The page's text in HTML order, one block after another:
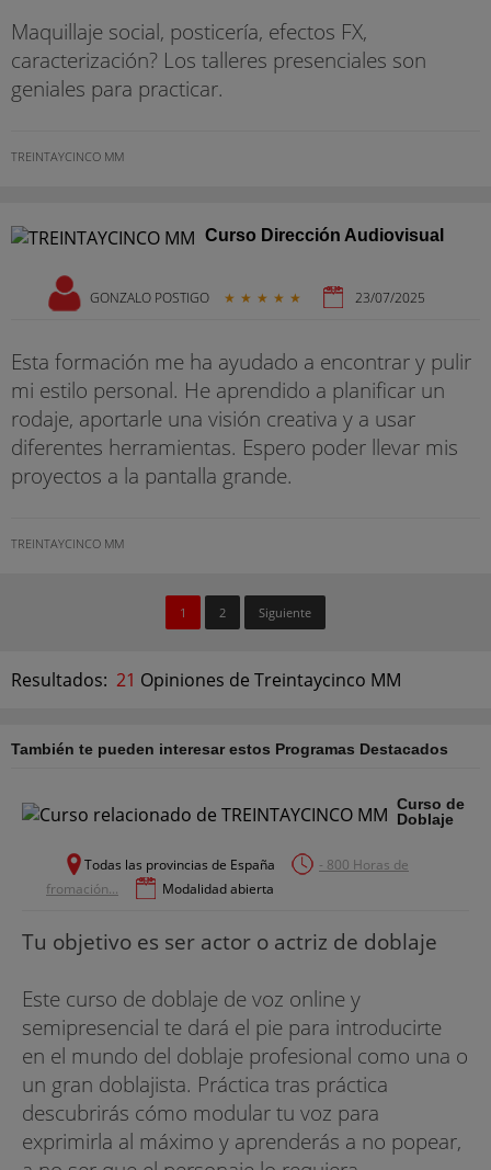
Maquillaje social, posticería, efectos FX,
caracterización? Los talleres presenciales son
geniales para practicar.
TREINTAYCINCO MM
Curso Dirección Audiovisual
GONZALO POSTIGO ★ ★ ★ ★ ★ 23/07/2025
Esta formación me ha ayudado a encontrar y pulir
mi estilo personal. He aprendido a planificar un
rodaje, aportarle una visión creativa y a usar
diferentes herramientas. Espero poder llevar mis
proyectos a la pantalla grande.
TREINTAYCINCO MM
1 2 Siguiente
Resultados: 21 Opiniones de Treintaycinco MM
También te pueden interesar estos Programas Destacados
Curso de
Doblaje
Todas las provincias de España
- 800 Horas de
fromación...
Modalidad abierta
Tu objetivo es ser actor o actriz de doblaje
Este curso de doblaje de voz online y
semipresencial te dará el pie para introducirte
en el mundo del doblaje profesional como una o
un gran doblajista. Práctica tras práctica
descubrirás cómo modular tu voz para
exprimirla al máximo y aprenderás a no popear,